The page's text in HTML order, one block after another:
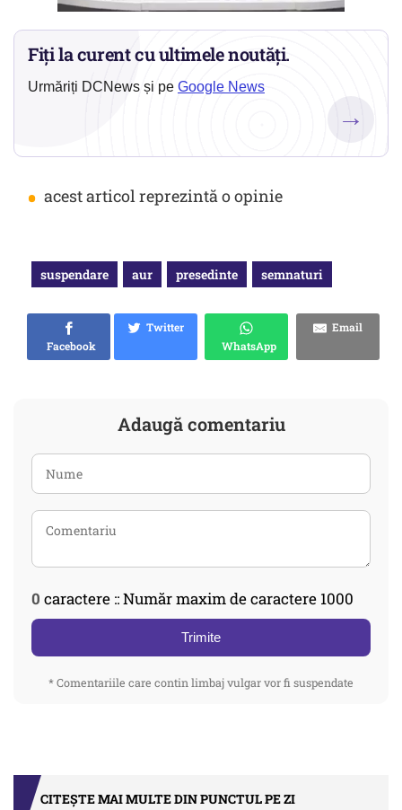
Fiți la curent cu ultimele noutăți.
Urmăriți DCNews și pe Google News
→
• acest articol reprezintă o opinie
suspendare aur presedinte semnaturi
Facebook
Twitter
WhatsApp
Email
Adaugă comentariu
0 caractere :: Număr maxim de caractere 1000
Trimite
* Comentariile care contin limbaj vulgar vor fi suspendate
CITEȘTE MAI MULTE DIN PUNCTUL PE ZI